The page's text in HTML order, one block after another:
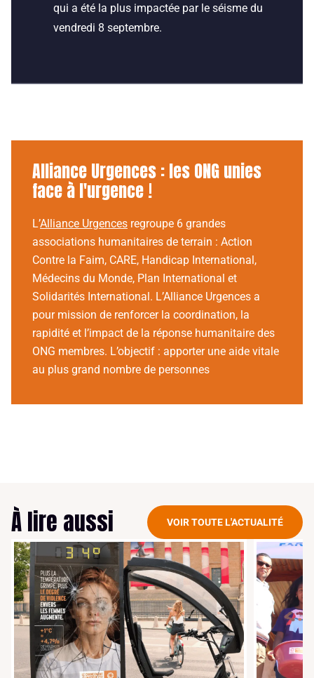
qui a été la plus impactée par le séisme du
vendredi 8 septembre.
Alliance Urgences : les ONG unies
face à l'urgence !
L’Alliance Urgences regroupe 6 grandes
associations humanitaires de terrain : Action
Contre la Faim, CARE, Handicap International,
Médecins du Monde, Plan International et
Solidarités International. L’Alliance Urgences a
pour mission de renforcer la coordination, la
rapidité et l’impact de la réponse humanitaire des
ONG membres. L’objectif : apporter une aide vitale
au plus grand nombre de personnes
À lire aussi VOIR TOUTE L'ACTUALITÉ